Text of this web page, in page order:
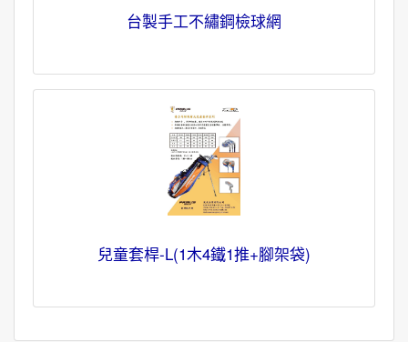
台製手工不繡鋼檢球網
兒童套桿-L(1木4鐵1推+腳架袋)